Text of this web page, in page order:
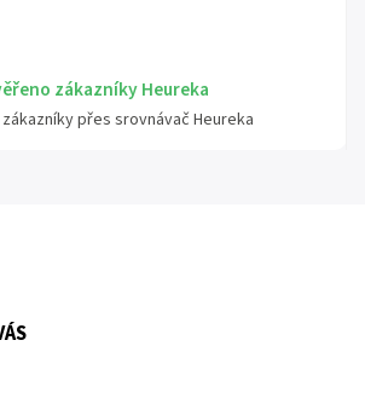
zákazníky Heureka
přes srovnávač Heureka